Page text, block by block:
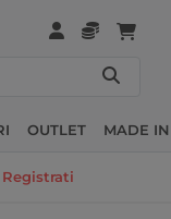
OUTLET MADE
Registrati